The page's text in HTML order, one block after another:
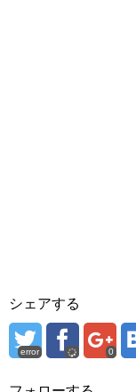
シェアする
error 0